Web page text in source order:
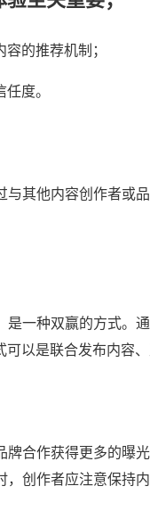
的推荐机制；
度。
其他内容创作者或
一种双赢的方式。
以是联合发布内容
合作获得更多的曝
创作者应注意保持